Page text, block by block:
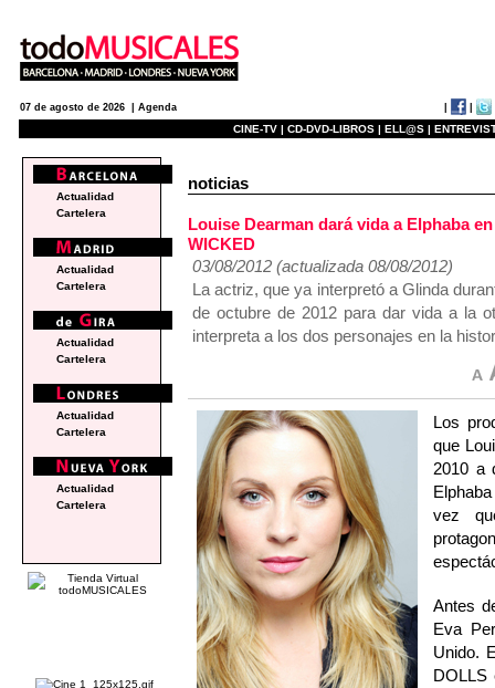
07 de agosto de 2026 | Agenda
CINE-TV | CD-DVD-LIBROS | ELL@S |
noticias
Louise Dearman dará vida a Elphaba
WICKED
03/08/2012 (actualizada 08/08/2012)
La actriz, que ya interpretó a Glinda
de octubre de 2012 para dar vida a la
interpreta a los dos personajes en la
Los
que
2010 a
vez
Antes
Eva
Unido.
DOLLS
Actualidad
Cartelera
Actualidad
Cartelera
Actualidad
Cartelera
Actualidad
Cartelera
Actualidad
Cartelera